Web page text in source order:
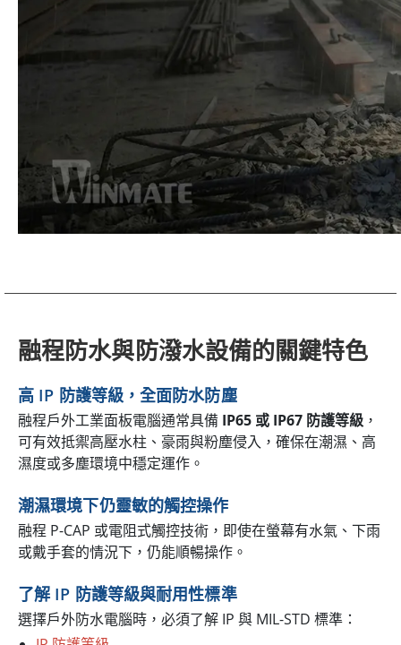
融程防水與防潑水設備的關鍵特色
高 IP 防護等級，全面防水防塵
融程戶外工業面板電腦通常具備 IP65 或 IP67 防護等級 ，
可有效抵禦高壓水柱、豪雨與粉塵侵入，確保在潮濕、高
濕度或多塵環境中穩定運作。
潮濕環境下仍靈敏的觸控操作
融程 P-CAP 或電阻式觸控技術，即使在螢幕有水氣、下雨
或戴手套的情況下，仍能順暢操作。
了解 IP 防護等級與耐用性標準
選擇戶外防水電腦時，必須了解 IP 與 MIL-STD 標準：